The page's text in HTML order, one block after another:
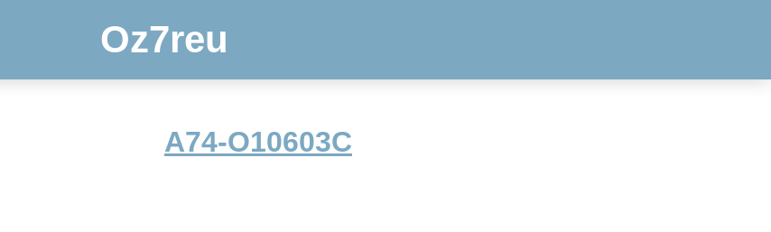
Oz7reu
A74-O10603C